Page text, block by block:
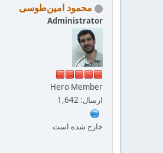
محمود امین‌طوسی
Administrator
Hero Member
ارسال: 1,642
خارج شده است